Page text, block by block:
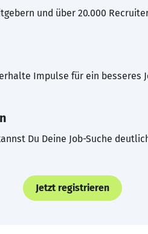
und über 20.000
Impulse für ein besseres
Du Deine Job-Suche
Jetzt registrieren